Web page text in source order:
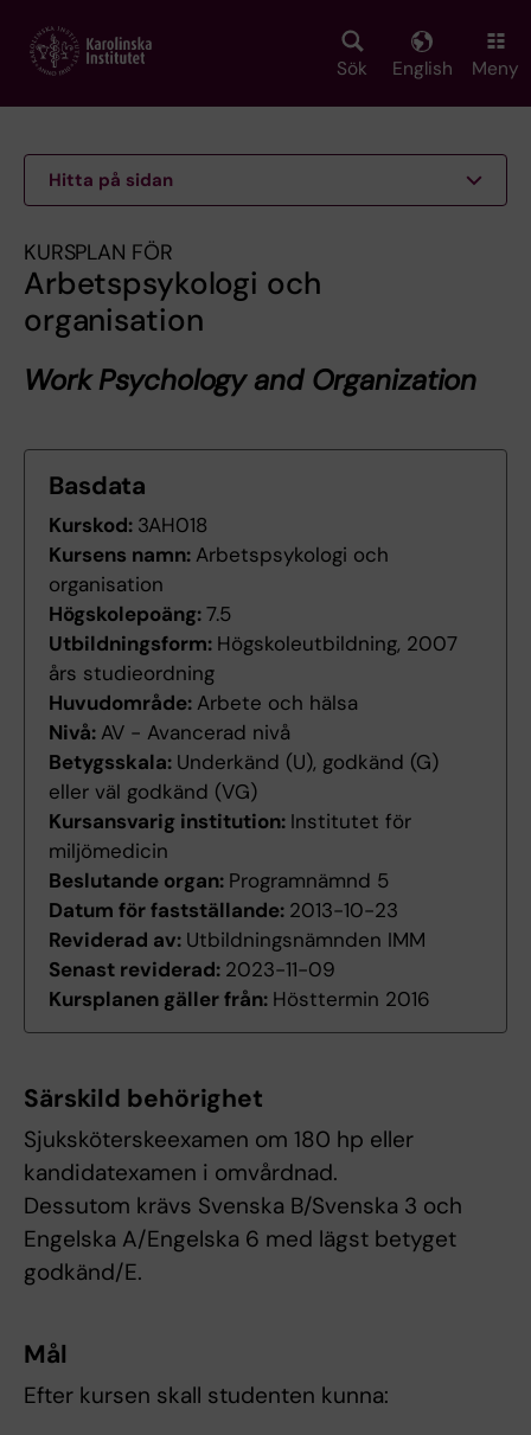
main
Sök English Meny
Hitta på sidan
KURSPLAN FÖR
Arbetspsykologi och
organisation
Work Psychology and Organization
Basdata
Kurskod: 3AH018
Kursens namn: Arbetspsykologi och
organisation
Högskolepoäng:7.5
Utbildningsform: Högskoleutbildning, 2007
års studieordning
Huvudområde: Arbete och hälsa
Nivå: AV - Avancerad nivå
Betygsskala: Underkänd (U), godkänd (G)
eller väl godkänd (VG)
Kursansvarig institution: Institutet för
miljömedicin
Beslutande organ: Programnämnd 5
Datum för fastställande: 2013-10-23
Reviderad av: Utbildningsnämnden IMM
Senast reviderad: 2023-11-09
Kursplanen gäller från: Hösttermin 2016
Särskild behörighet
Sjuksköterskeexamen om 180 hp eller
kandidatexamen i omvårdnad.
Dessutom krävs Svenska B/Svenska 3 och
Engelska A/Engelska 6 med lägst betyget
godkänd/E.
Mål
Efter kursen skall studenten kunna: